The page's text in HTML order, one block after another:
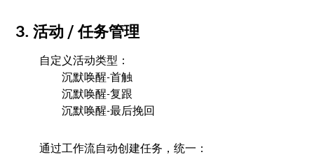
3. 活动 / 任务管理
自定义活动类型：
沉默唤醒-首触
沉默唤醒-复跟
沉默唤醒-最后挽回
通过工作流自动创建任务，统一：